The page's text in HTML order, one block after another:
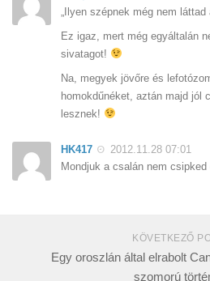
„Ilyen szépnek még nem
Ez igaz, mert még egyáltalán
sivatagot!
Na, megyek jövőre és
homokdűnéket, aztán majd jól
lesznek!
HK417
2012.11.28 07:01
Mondjuk a csalán nem
KÖVETKEZŐ
Egy oroszlán által elrabolt
szomorú